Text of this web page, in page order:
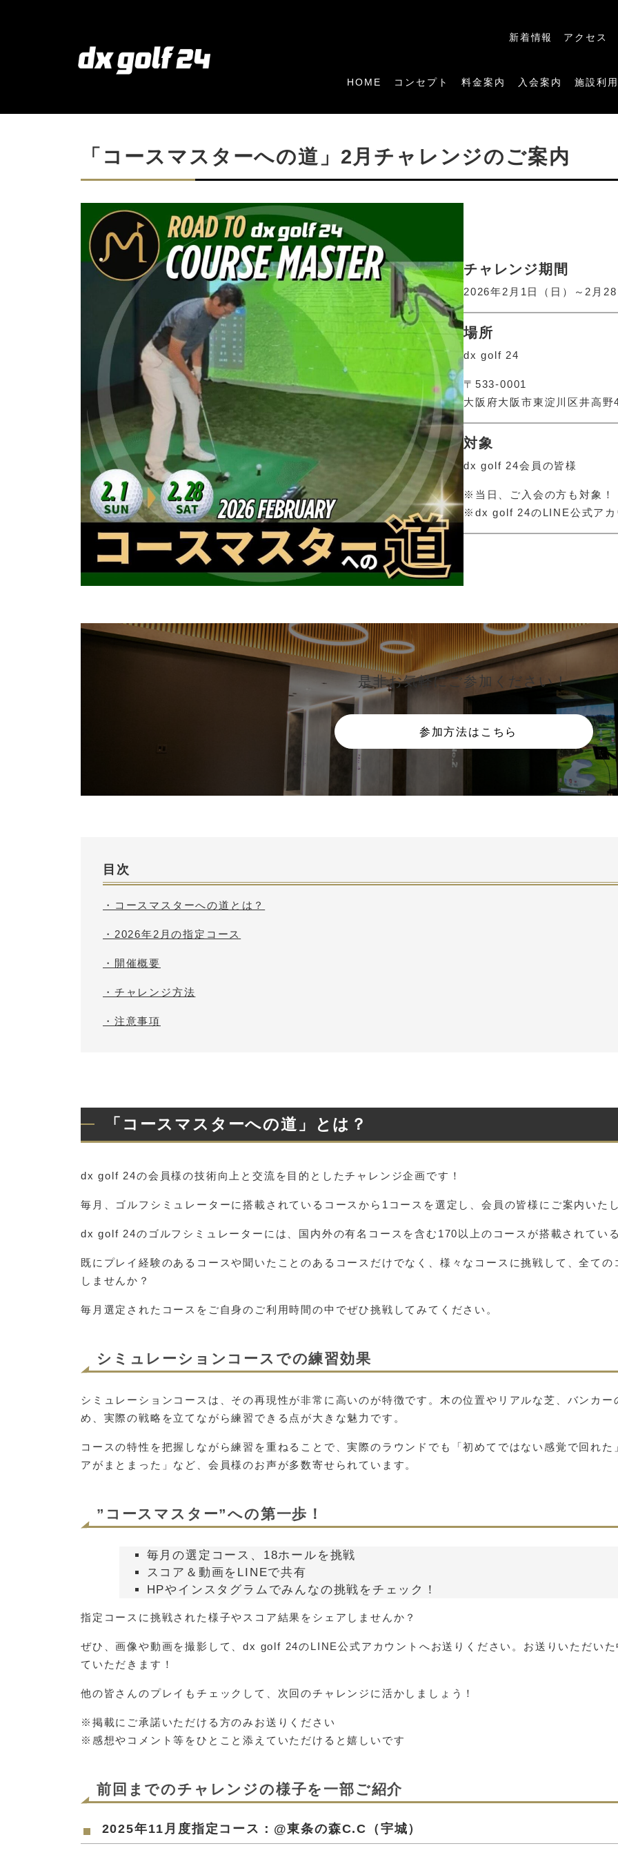
新着情報 アクセス
HOME コンセプト 料金案内 入会案内 施設利
「コースマスターへの道」2月チャレンジのご案内
チャレンジ期間
2026年2月1日（日）～2月28
場所
dx golf 24
〒533-0001
大阪府大阪市東淀川区井高野
対象
dx golf 24会員の皆様
※当日、ご入会の方も対象！
※dx golf 24のLINE公式アカ
是非お気軽にご参加ください！
参加方法はこちら
目次
・コースマスターへの道とは？
・2026年2月の指定コース
・開催概要
・チャレンジ方法
・注意事項
「コースマスターへの道」とは？
dx golf 24の会員様の技術向上と交流を目的としたチャレンジ企画です！
毎月、ゴルフシミュレーターに搭載されているコースから1コースを選定し、会員の皆様にご案内いたし
dx golf 24のゴルフシミュレーターには、国内外の有名コースを含む170以上のコースが搭載されてい
既にプレイ経験のあるコースや聞いたことのあるコースだけでなく、様々なコースに挑戦して、全て
しませんか？
毎月選定されたコースをご自身のご利用時間の中でぜひ挑戦してみてください。
シミュレーションコースでの練習効果
シミュレーションコースは、その再現性が非常に高いのが特徴です。木の位置やリアルな芝、バンカ
め、実際の戦略を立てながら練習できる点が大きな魅力です。
コースの特性を把握しながら練習を重ねることで、実際のラウンドでも「初めてではない感覚で回れ
アがまとまった」など、会員様のお声が多数寄せられています。
”コースマスター”への第一歩！
毎月の選定コース、18ホールを挑戦
スコア＆動画をLINEで共有
HPやインスタグラムでみんなの挑戦をチェック！
指定コースに挑戦された様子やスコア結果をシェアしませんか？
ぜひ、画像や動画を撮影して、dx golf 24のLINE公式アカウントへお送りください。お送りいただい
ていただきます！
他の皆さんのプレイもチェックして、次回のチャレンジに活かしましょう！
※掲載にご承諾いただける方のみお送りください
※感想やコメント等をひとこと添えていただけると嬉しいです
前回までのチャレンジの様子を一部ご紹介
2025年11月度指定コース：@東条の森C.C（宇城）